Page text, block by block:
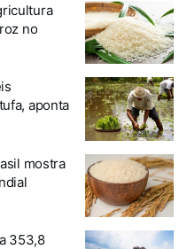
no
aponta
mostra
353,8